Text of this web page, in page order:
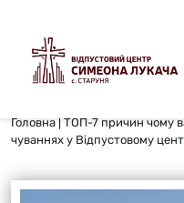
Головна | ТОП-7 причин чому
чуваннях у Відпустовому